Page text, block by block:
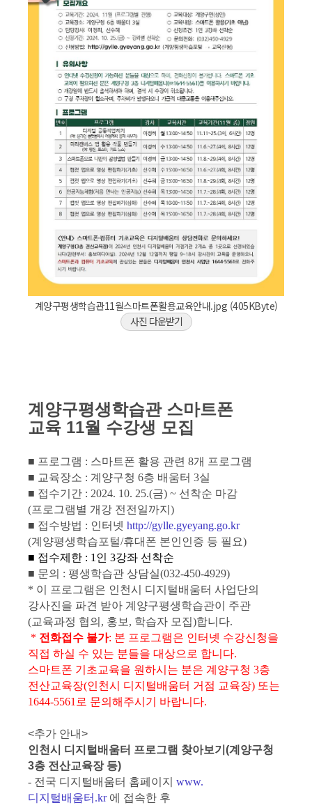
계양구평생학습관11월스마트폰활용교육안내.jpg (405KByte)
사진 다운받기
계양구평생학습관 스마트폰
교육 11월 수강생 모집
■ 프로그램 : 스마트폰 활용 관련 8개 프로그램
■ 교육장소 : 계양구청 6층 배움터 3실
■ 접수기간 : 2024. 10. 25.(금) ~ 선착순 마감
(프로그램별 개강 전전일까지)
■ 접수방법 : 인터넷http://gylle.gyeyang.go.kr
(계양평생학습포털/휴대폰 본인인증 등 필요)
■ 접수제한 : 1인 3강좌 선착순
■ 문의 : 평생학습관 상담실(032-450-4929)
* 이 프로그램은 인천시 디지털배움터 사업단의
강사진을 파견 받아 계양구평생학습관이 주관
(교육과정 협의, 홍보, 학습자 모집)합니다.
* 전화접수 불가: 본 프로그램은 인터넷 수강신청을
직접 하실 수 있는 분들을 대상으로 합니다.
스마트폰 기초교육을 원하시는 분은 계양구청 3층
전산교육장(인천시 디지털배움터 거점 교육장) 또는
1644-5561로 문의해주시기 바랍니다.
<추가 안내>
인천시 디지털배움터 프로그램 찾아보기(계양구청
3층 전산교육장 등)
- 전국 디지털배움터 홈페이지www.
디지털배움터.kr에 접속한 후